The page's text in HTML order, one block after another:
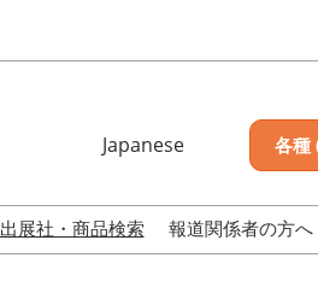
Japanese
English
各種
出展社・商品検索 報道関係者の方へ